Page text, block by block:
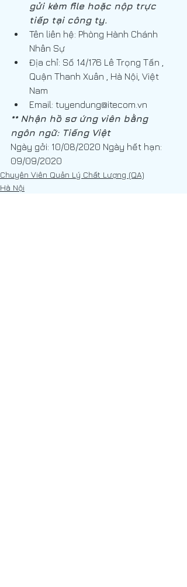
gửi kèm file hoặc nộp trực
tiếp tại công ty.
Tên liên hệ: Phòng Hành Chánh
Nhân Sự
Địa chỉ: Số 14/176 Lê Trọng Tấn ,
Quận Thanh Xuân , Hà Nội, Việt
Nam
Email: tuyendung@itecom.vn
** Nhận hồ sơ ứng viên bằng
ngôn ngữ: Tiếng Việt
Ngày gởi: 10/08/2020 Ngày hết hạn:
09/09/2020
Chuyên Viên Quản Lý Chất Lượng (QA)
Hà Nội